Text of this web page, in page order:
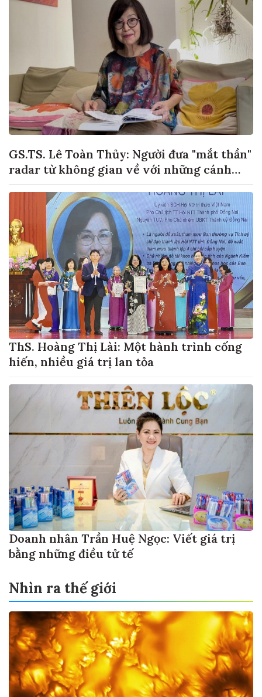
GS.TS. Lê Toàn Thủy: Người đưa "mắt thần"
radar từ không gian về với những cánh
ThS. Hoàng Thị Lài: Một hành trình cống
hiến, nhiều giá trị lan tỏa
Doanh nhân Trần Huệ Ngọc: Viết giá trị
bằng những điều tử tế
Nhìn ra thế giới